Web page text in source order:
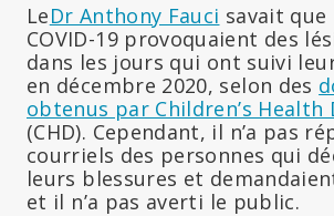
LeDr Anthony Fauci savait que
COVID-19 provoquaient des
dans les jours qui ont suivi
en décembre 2020, selon des
obtenus par Children’s Health
(CHD). Cependant, il n’a pas
courriels des personnes qui
leurs blessures et
et il n’a pas averti le public.